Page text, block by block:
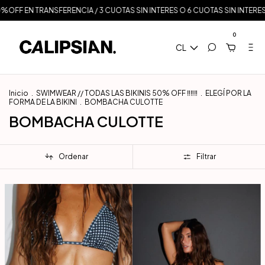
EN TRANSFERENCIA / 3 CUOTAS SIN INTERES O 6 CUOTAS SIN
CL
0
Inicio . SWIMWEAR // TODAS LAS BIKINIS 50% OFF ‼️‼️‼️ . ELEGÍ POR LA
FORMA DE LA BIKINI
. BOMBACHA CULOTTE
BOMBACHA CULOTTE
Ordenar Filtrar